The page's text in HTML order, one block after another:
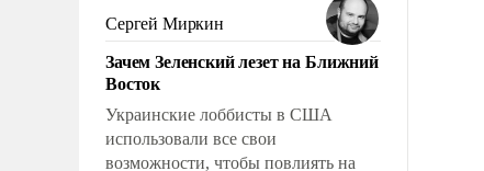
Сергей Миркин
Зачем Зеленский лезет на Ближний
Восток
Украинские лоббисты в США
использовали все свои
возможности, чтобы повлиять на